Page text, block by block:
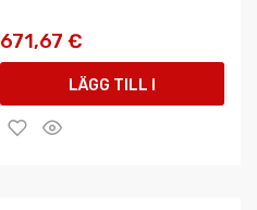
671,67 €
LÄGG TILL I
VARUKORGEN